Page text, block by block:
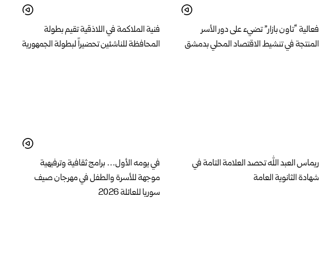
فعالية “تاون بازار” تضيء على دور الأسر
المنتجة في تنشيط الاقتصاد المحلي بدمشق
فنية الملاكمة في اللاذقية تقيم بطولة
المحافظة للناشئين تحضيراً لبطولة الجمهورية
ريماس العبد الله تحصد العلامة التامة في
شهادة الثانوية العامة
في يومه الأول… برامج ثقافية وترفيهية
موجهة للأسرة والطفل في مهرجان صيف
سوريا للعائلة 2026